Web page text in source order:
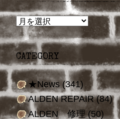
ARCHIVE
CATEGORY
★News(341)
ALDEN REPAIR(84)
ALDEN 修理(50)